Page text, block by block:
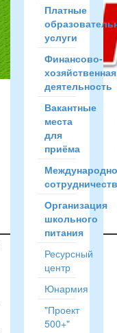
Платные
услуги
Финансово-
хозяйственная
деятельность
Вакантные
места
для
приёма
Организация
школьного
питания
Ресурсный
центр
Юнармия
"Проект
500+"